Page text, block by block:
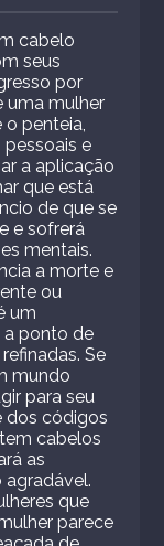
cabelo
seus
por
uma mulher
penteia,
e
a aplicação
que está
de que se
e sofrerá
mentais.
a morte e
ou
um
a ponto de
Se
mundo
para seu
dos códigos
cabelos
as
agradável.
que
parece